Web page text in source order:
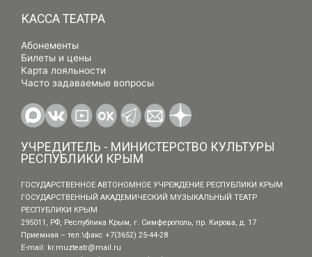
КАССА ТЕАТРА
Абонементы
Билеты и цены
Карта лояльности
Часто задаваемые вопросы
УЧРЕДИТЕЛЬ - МИНИСТЕРСТВО КУЛЬТУРЫ
РЕСПУБЛИКИ КРЫМ
ГОСУДАРСТВЕННОЕ АВТОНОМНОЕ УЧРЕЖДЕНИЕ РЕСПУБЛИКИ КРЫМ
ГОСУДАРСТВЕННЫЙ АКАДЕМИЧЕСКИЙ МУЗЫКАЛЬНЫЙ ТЕАТР
РЕСПУБЛИКИ КРЫМ
295011, РФ, Республика Крым, г. Симферополь, пр. Кирова, д. 17
Приемная – тел.\факс +7(3652) 25-44-28
E-mail: kr.muzteatr@mail.ru